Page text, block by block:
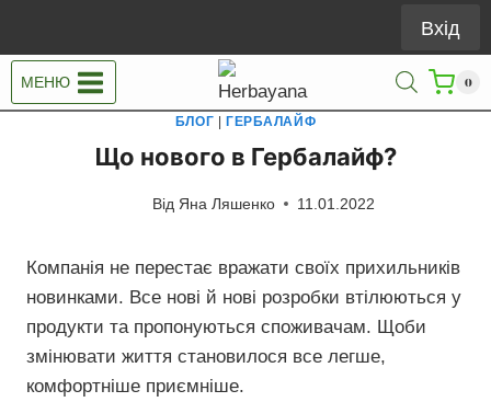
вмісту
Вхід
МЕНЮ 0
БЛОГ ГЕРБАЛАЙФ
Що нового в Гербалайф?
Від Яна Ляшенко 11.01.2022
Компанія не перестає вражати своїх прихильників
новинками. Все нові й нові розробки втілюються у
продукти та пропонуються споживачам. Щоби
змінювати життя становилося все легше,
комфортніше приємніше.